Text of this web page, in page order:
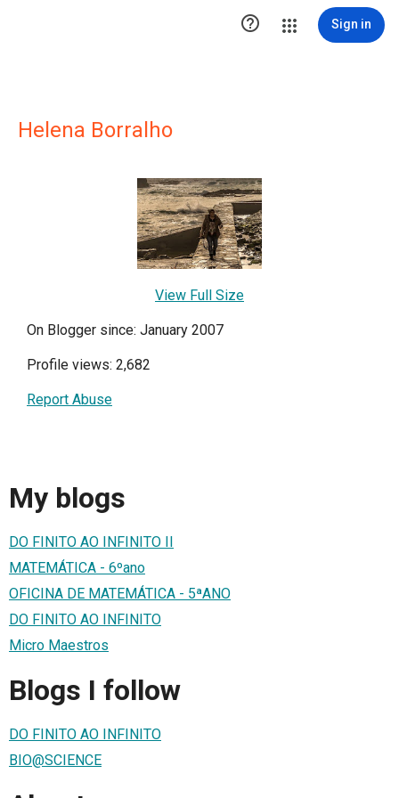
 Sign in
Helena Borralho
View Full Size
On Blogger since: January 2007
Profile views: 2,682
Report Abuse
My blogs
DO FINITO AO INFINITO II
MATEMÁTICA - 6ºano
OFICINA DE MATEMÁTICA - 5ªANO
DO FINITO AO INFINITO
Micro Maestros
Blogs I follow
DO FINITO AO INFINITO
BIO@SCIENCE